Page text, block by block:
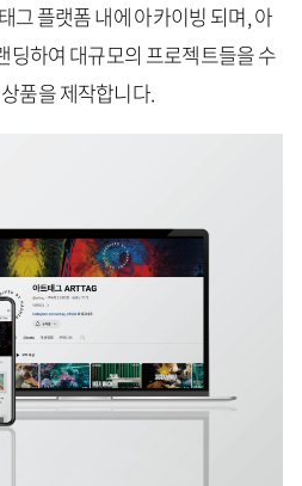
그 플랫폼 내에 아카이빙 되며, 아
딩하여 대규모의 프로젝트들을 수
품을 제작합니다.